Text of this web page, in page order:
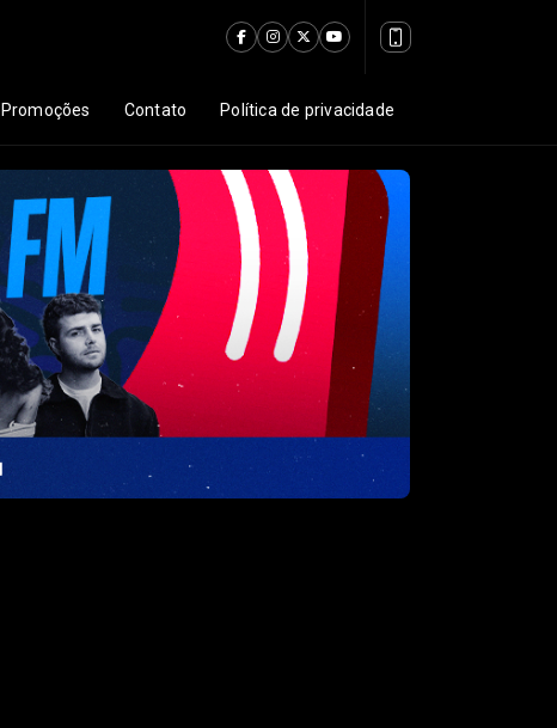
Promoções Contato Política de privacidade